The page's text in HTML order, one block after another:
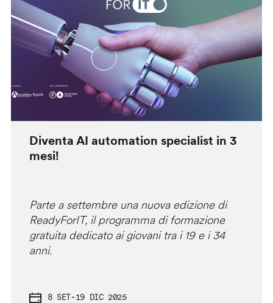
Diventa AI automation specialist in 3
mesi!
Parte a settembre una nuova edizione di
ReadyForIT, il programma di formazione
gratuita dedicato ai giovani tra i 19 e i 34
anni.
8 SET-19 DIC 2025